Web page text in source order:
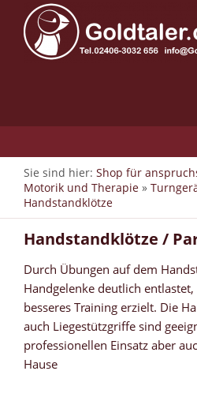
Sie sind hier: Shop für
Motorik und Therapie »
Handstandklötze
Handstandklötze /
Durch Übungen auf dem
Handgelenke deutlich
besseres Training erzielt. Die
auch Liegestützgriffe sind
professionellen Einsatz aber
Hause